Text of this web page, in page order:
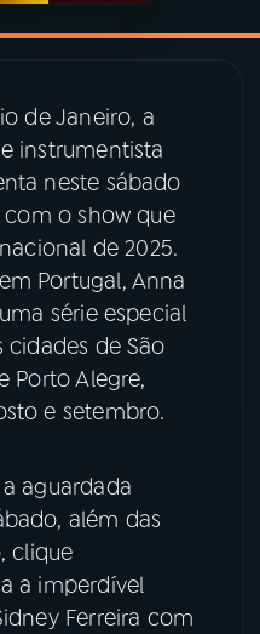
Facebook
X
de Janeiro, a
instrumentista
neste sábado
com o show que
de 2025.
Portugal, Anna
série especial
cidades de São
Porto Alegre,
e setembro.
aguardada
além das
clique
a imperdível
Ferreira com